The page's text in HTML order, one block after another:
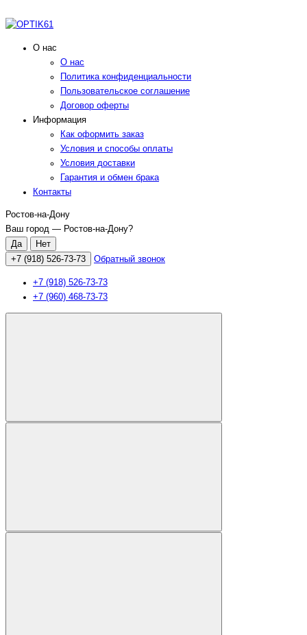
О нас
О нас
Политика конфиденциальности
Пользовательское соглашение
Договор оферты
Информация
Как оформить заказ
Условия и способы оплаты
Условия доставки
Гарантия и обмен брака
Контакты
Ростов-на-Дону
Ваш город — Ростов-на-Дону?
+7 (918) 526-73-73 Обратный звонок
+7 (918) 526-73-73
+7 (960) 468-73-73